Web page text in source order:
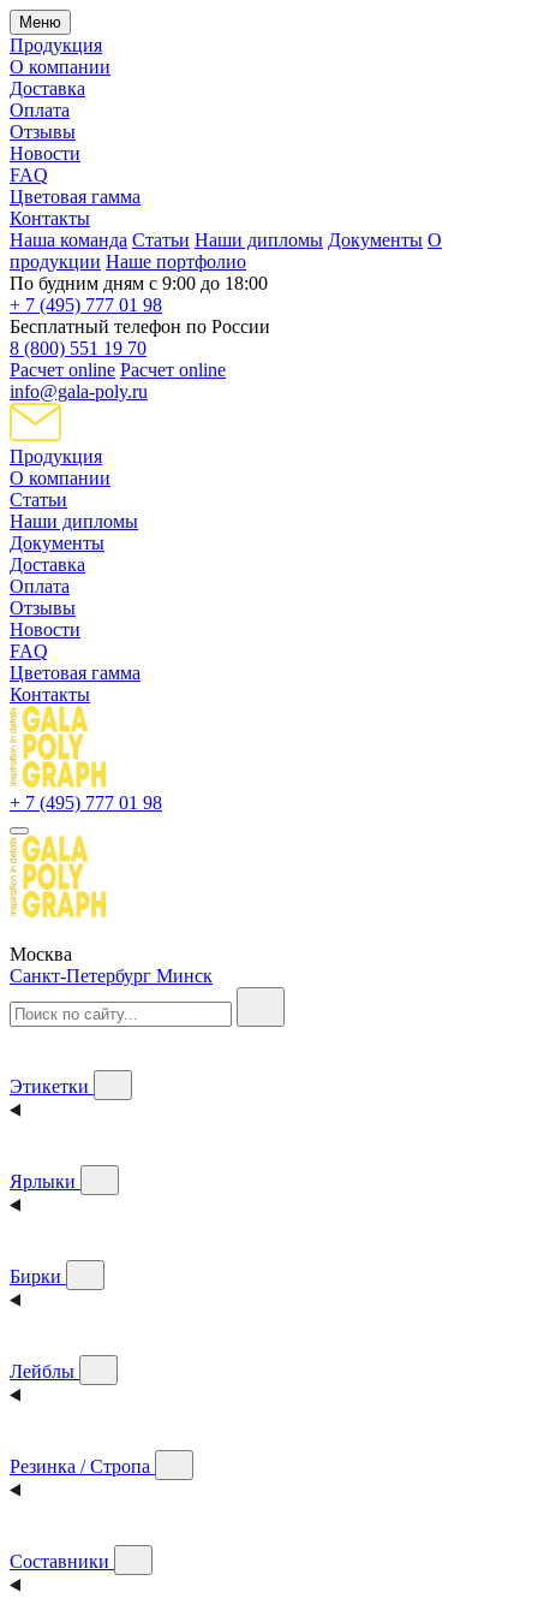
Меню
Продукция
О компании
Доставка
Оплата
Отзывы
Новости
FAQ
Цветовая гамма
Контакты
Наша команда Статьи Наши дипломы Документы О
продукции Наше портфолио
По будним дням с 9:00 до 18:00
+ 7 (495) 777 01 98
Бесплатный телефон по России
8 (800) 551 19 70
Расчет online Расчет online
info@gala-poly.ru
Продукция
О компании
Статьи
Наши дипломы
Документы
Доставка
Оплата
Отзывы
Новости
FAQ
Цветовая гамма
Контакты
+ 7 (495) 777 01 98
Москва
Санкт-Петербург Минск
Этикетки
Ярлыки
Бирки
Лейблы
Резинка / Стропа
Составники